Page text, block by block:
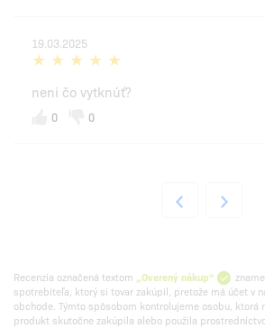
19.03.2025
neni čo vytknúť?
0 0
Recenzia označená textom „Overený nákup“
spotrebiteľa, ktorý si tovar zakúpil, pretože má účet v
obchode. Týmto spôsobom kontrolujeme osobu, ktorá
produkt skutočne zakúpila alebo použila